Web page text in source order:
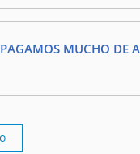
MUCHO DE